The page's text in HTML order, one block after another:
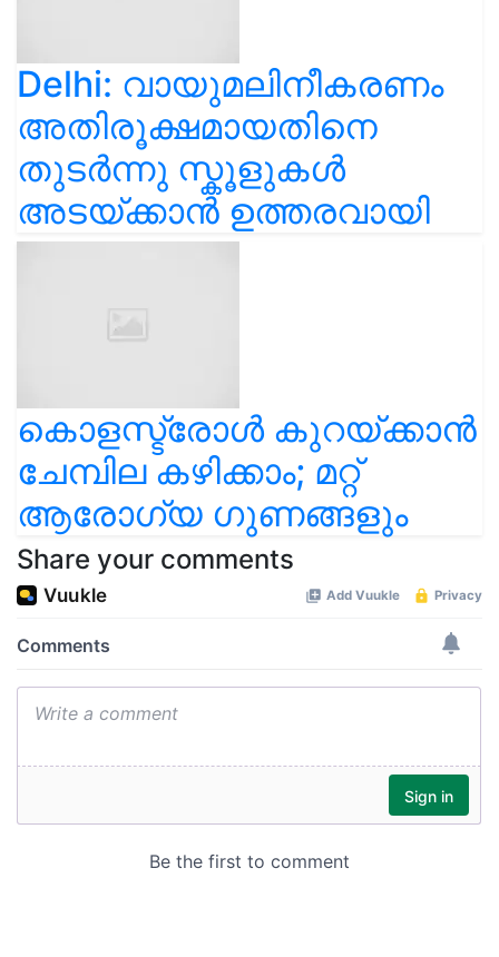
Delhi: വായുമലിനീകരണം
അതിരൂക്ഷമായതിനെ
തുടർന്നു സ്കൂളുകൾ
അടയ്ക്കാൻ ഉത്തരവായി
കൊളസ്ട്രോൾ കുറയ്ക്കാൻ
ചേമ്പില കഴിക്കാം; മറ്റ്
ആരോഗ്യ ഗുണങ്ങളും
Share your comments